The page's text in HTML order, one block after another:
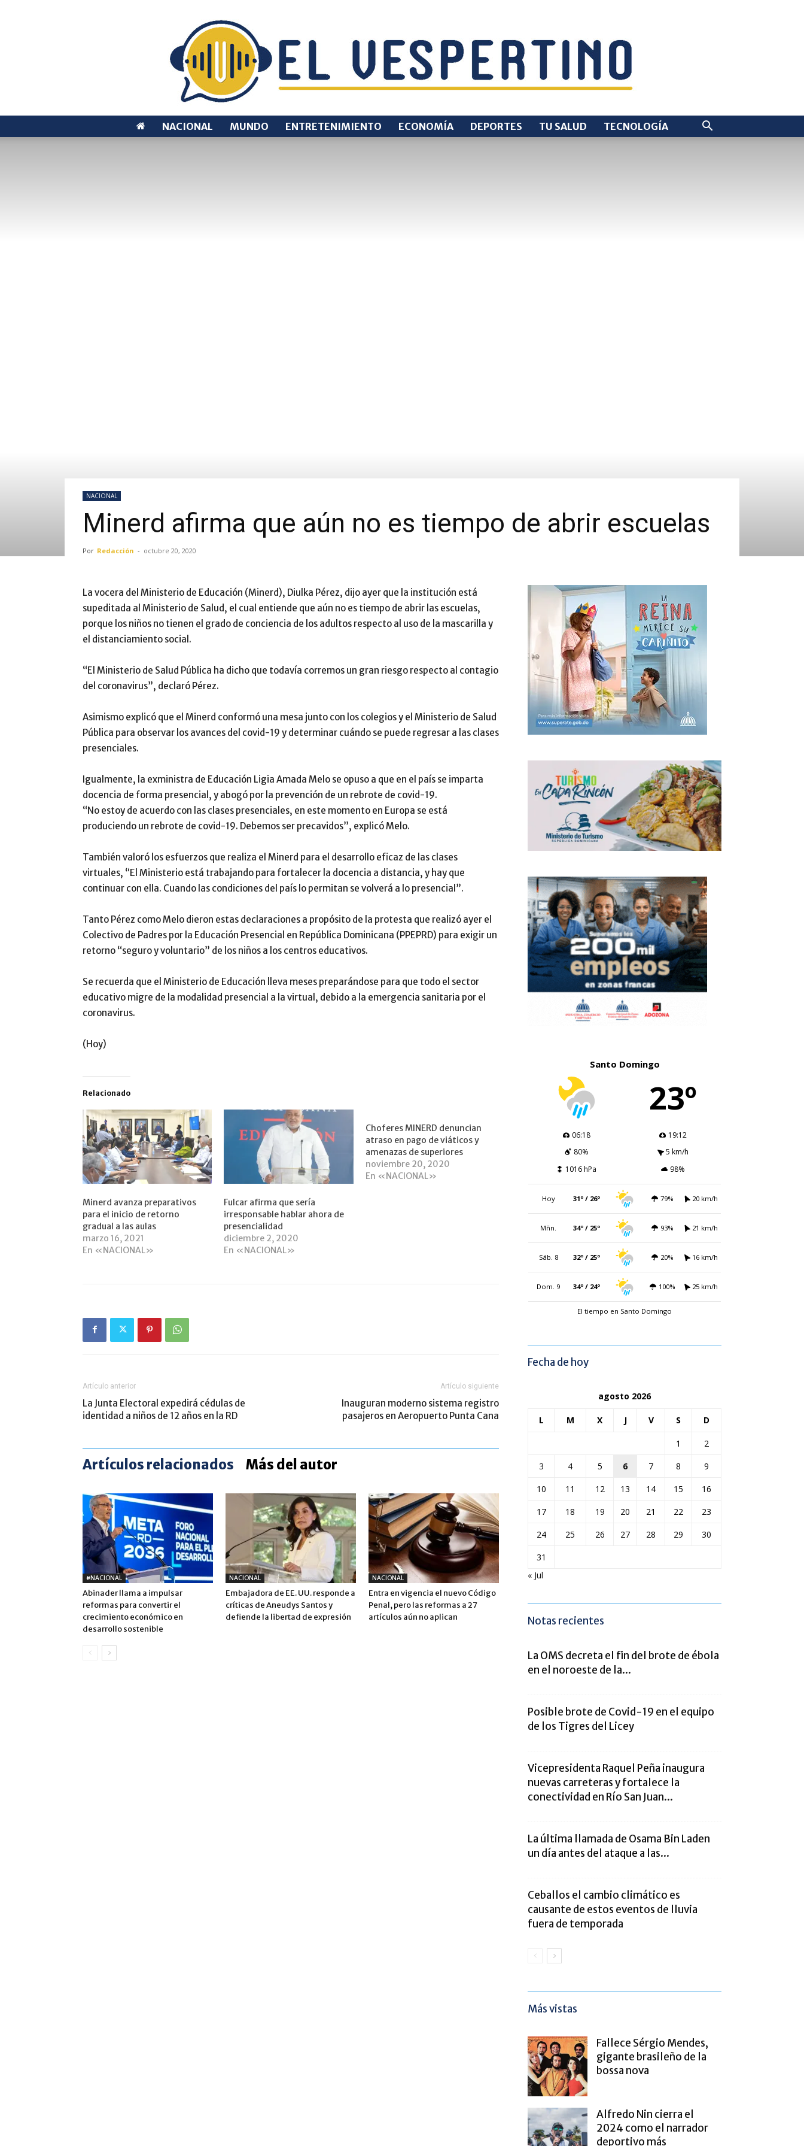
NACIONAL MUNDO ENTRETENIMIENTO ECONOMÍA DEPORTES TU SALUD TECNOLOGÍA
NACIONAL
Minerd afirma que aún no es tiempo de abrir escuelas
Por Redacción - octubre 20, 2020
La vocera del Ministerio de Educación (Minerd), Diulka Pérez, dijo ayer que la institución está
supeditada al Ministerio de Salud, el cual entiende que aún no es tiempo de abrir las escuelas,
porque los niños no tienen el grado de conciencia de los adultos respecto al uso de la mascarilla y
el distanciamiento social.
“El Ministerio de Salud Pública ha dicho que todavía corremos un gran riesgo respecto al contagio
del coronavirus”, declaró Pérez.
Asimismo explicó que el Minerd conformó una mesa junto con los colegios y el Ministerio de Salud
Pública para observar los avances del covid-19 y determinar cuándo se puede regresar a las clases
presenciales.
Igualmente, la exministra de Educación Ligia Amada Melo se opuso a que en el país se imparta
docencia de forma presencial, y abogó por la prevención de un rebrote de covid-19.
“No estoy de acuerdo con las clases presenciales, en este momento en Europa se está
produciendo un rebrote de covid-19. Debemos ser precavidos”, explicó Melo.
También valoró los esfuerzos que realiza el Minerd para el desarrollo eficaz de las clases
virtuales, “El Ministerio está trabajando para fortalecer la docencia a distancia, y hay que
continuar con ella. Cuando las condiciones del país lo permitan se volverá a lo presencial”.
Tanto Pérez como Melo dieron estas declaraciones a propósito de la protesta que realizó ayer el
Colectivo de Padres por la Educación Presencial en República Dominicana (PPEPRD) para exigir un
retorno “seguro y voluntario” de los niños a los centros educativos.
Se recuerda que el Ministerio de Educación lleva meses preparándose para que todo el sector
educativo migre de la modalidad presencial a la virtual, debido a la emergencia sanitaria por el
coronavirus.
(Hoy)
Relacionado
Minerd avanza preparativos
para el inicio de retorno
gradual a las aulas
marzo 16, 2021
En «NACIONAL»
Fulcar afirma que sería
irresponsable hablar ahora de
presencialidad
diciembre 2, 2020
En «NACIONAL»
Choferes MINERD denuncian
atraso en pago de viáticos y
amenazas de superiores
noviembre 20, 2020
En «NACIONAL»
Artículo anterior
La Junta Electoral expedirá cédulas de
identidad a niños de 12 años en la RD
Artículo siguiente
Inauguran moderno sistema registro
pasajeros en Aeropuerto Punta Cana
Artículos relacionados Más del autor
#NACIONAL
Abinader llama a impulsar
reformas para convertir el
crecimiento económico en
desarrollo sostenible
NACIONAL
Embajadora de EE. UU. responde a
críticas de Aneudys Santos y
defiende la libertad de expresión
NACIONAL
Entra en vigencia el nuevo Código
Penal, pero las reformas a 27
artículos aún no aplican
Santo Domingo
23º
06:18
19:12
80%
5 km/h
1016 hPa
98%
Hoy 31º / 26º 79% 20 km/h
Mñn. 34º / 25º 93% 21 km/h
Sáb. 8 32º / 25º 20% 16 km/h
Dom. 9 34º / 24º 100% 25 km/h
El tiempo en Santo Domingo
Fecha de hoy
agosto 2026
L M X J V S D
1
2
3
4 5 6 7 8
9
10
11 12 13 14 15
16
17
18 19 20 21 22
23
24
25 26 27 28 29
30
31
« Jul
Notas recientes
La OMS decreta el fin del brote de ébola
en el noroeste de la...
Posible brote de Covid-19 en el equipo
de los Tigres del Licey
Vicepresidenta Raquel Peña inaugura
nuevas carreteras y fortalece la
conectividad en Río San Juan...
La última llamada de Osama Bin Laden
un día antes del ataque a las...
Ceballos el cambio climático es
causante de estos eventos de lluvia
fuera de temporada
Más vistas
Fallece Sérgio Mendes,
gigante brasileño de la
bossa nova
Alfredo Nin cierra el
2024 como el narrador
deportivo más